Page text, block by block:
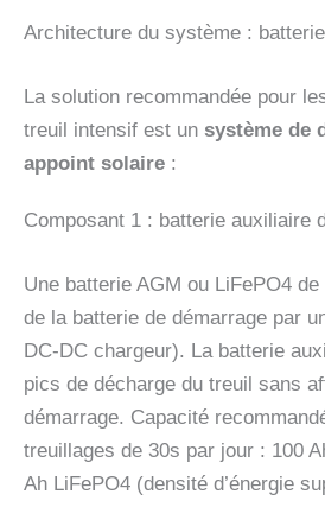
Architecture du système :
La solution recommandée pour
treuil intensif est un système de
appoint solaire :
Composant 1 : batterie auxiliaire
Une batterie AGM ou LiFePO4
de la batterie de démarrage par
DC-DC chargeur). La batterie
pics de décharge du treuil sans
démarrage. Capacité
treuillages de 30s par jour : 100
Ah LiFePO4 (densité d’énergie